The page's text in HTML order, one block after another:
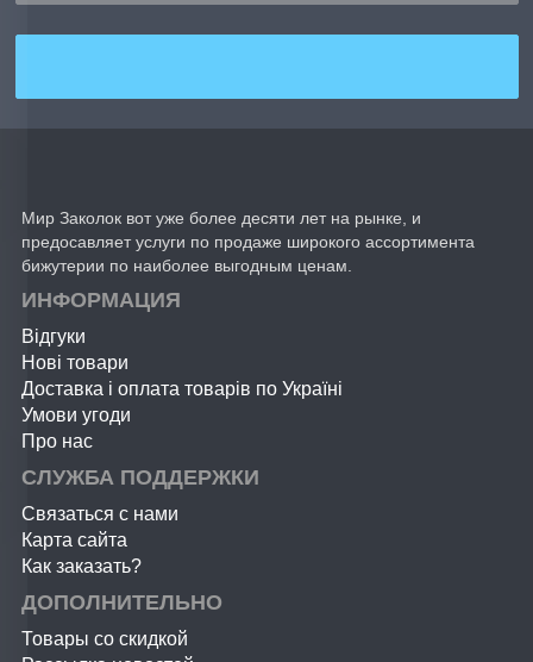
Мир Заколок вот уже более десяти лет на рынке, и
предосавляет услуги по продаже широкого ассортимента
бижутерии по наиболее выгодным ценам.
ИНФОРМАЦИЯ
Відгуки
Нові товари
Доставка і оплата товарів по Україні
Умови угоди
Про нас
СЛУЖБА ПОДДЕРЖКИ
Связаться с нами
Карта сайта
Как заказать?
ДОПОЛНИТЕЛЬНО
Товары со скидкой